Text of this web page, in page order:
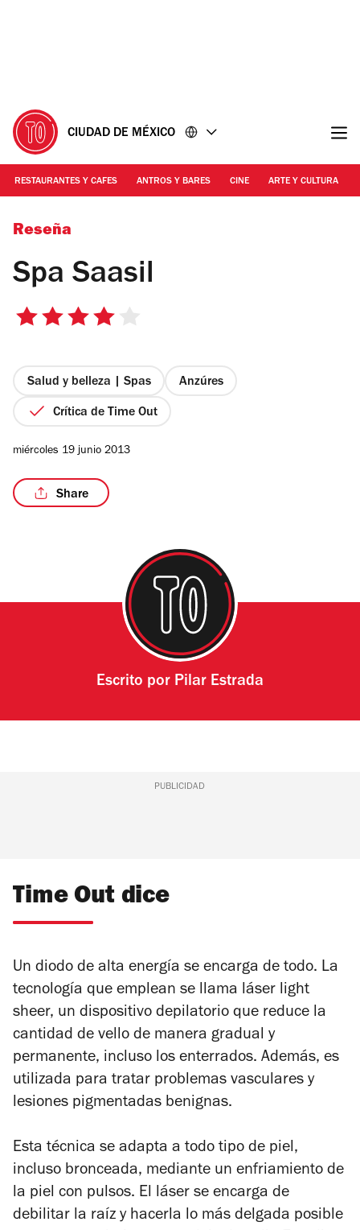
CIUDAD DE MÉXICO
RESTAURANTES Y CAFES ANTROS Y BARES CINE ARTE Y CULTURA
photos.com
Reseña
Spa Saasil
4
estrellas
Salud y belleza | Spas Anzúres
Crítica de Time Out
miércoles 19 junio 2013
Share
Escrito por Pilar Estrada
PUBLICIDAD
Time Out dice
Un diodo de alta energía se encarga de todo. La
tecnología que emplean se llama láser light
sheer, un dispositivo depilatorio que reduce la
cantidad de vello de manera gradual y
permanente, incluso los enterrados. Además, es
utilizada para tratar problemas vasculares y
lesiones pigmentadas benignas.
Esta técnica se adapta a todo tipo de piel,
incluso bronceada, mediante un enfriamiento de
la piel con pulsos. El láser se encarga de
debilitar la raíz y hacerla lo más delgada posible